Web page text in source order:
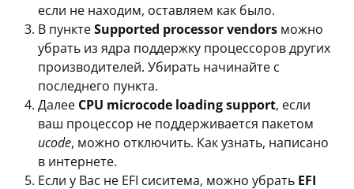
если не находим, оставляем как было.
В пунктеSupported processor vendorsможно
убрать из ядра поддержку процессоров других
производителей. Убирать начинайте с
последнего пункта.
Далее CPU microcode loading support, если
ваш процессор не поддерживается пакетом
ucode, можно отключить. Как узнать, написано
в интернете.
Если у Вас не EFI сиситема, можно убрать EFI